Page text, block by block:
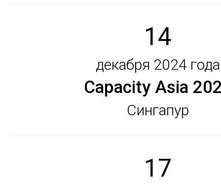
14
декабря 2024 года
Capacity Asia
Сингапур
17